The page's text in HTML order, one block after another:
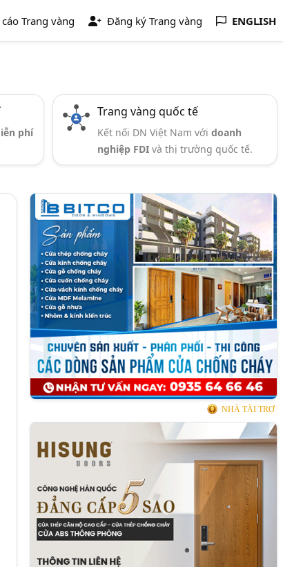
Trang vàng Đăng ký Trang vàng ENGLISH
phí
Trang vàng quốc tế
Kết nối DN Việt Nam vớidoanh
nghiệp FDI và thị trường quốc tế.
NHÀ TÀI TRỢ